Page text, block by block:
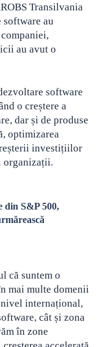
Transilvania
au
au avut o
software
o creștere a
dar și de produse
optimizarea
investițiilor
organizații.
din S&P 500,
că suntem o
mai multe domenii
internațional,
cât și zona
în zone